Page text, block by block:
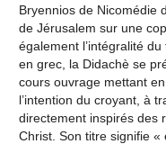
Bryennios de Nicomédie
de Jérusalem sur une
également l’intégralité
en grec, la Didachè se
cours ouvrage mettant
l’intention du croyant, à
directement inspirés des
Christ. Son titre signifie